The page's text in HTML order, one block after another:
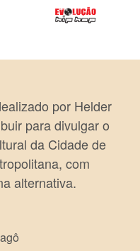
por Helder
para divulgar o
da Cidade de
com
alternativa.